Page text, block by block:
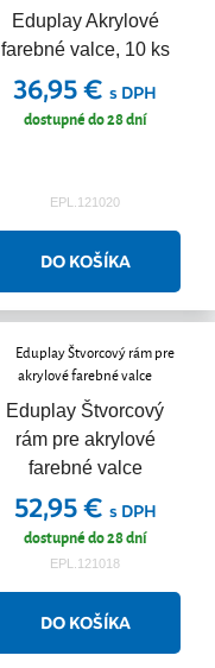
Eduplay Akrylové
farebné valce, 10 ks
36,95 € s DPH
dostupné do 28 dní
EPL.121020
Eduplay Štvorcový
rám pre akrylové
farebné valce
52,95 € s DPH
dostupné do 28 dní
EPL.121018